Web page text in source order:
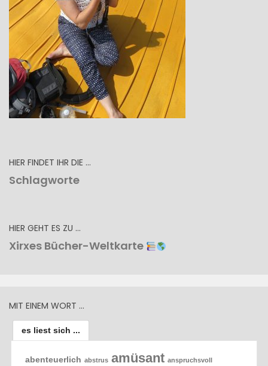
HIER FINDET IHR DIE …
Schlagworte
HIER GEHT ES ZU …
Xirxes Bücher-Weltkarte
MIT EINEM WORT …
es liest sich ...
abenteuerlich abstrus amüsant anspruchsvoll